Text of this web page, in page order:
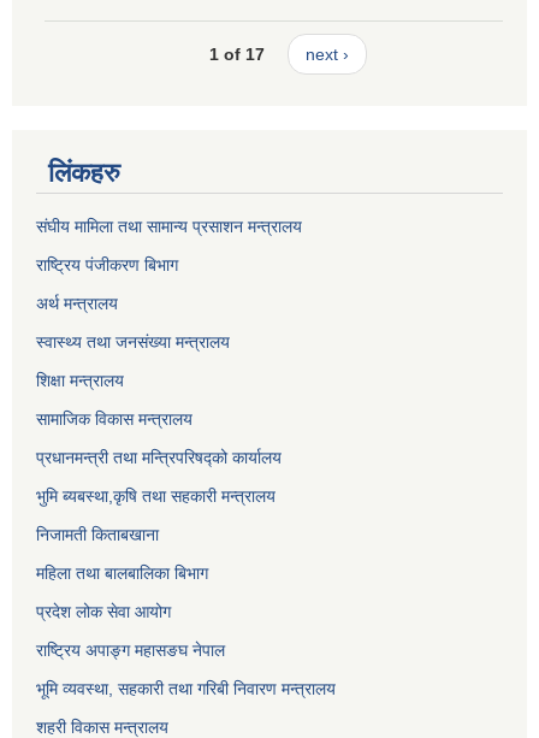
1 of 17 next ›
लिंकहरु
संघीय मामिला तथा सामान्य प्रसाशन मन्त्रालय
राष्ट्रिय पंजीकरण बिभाग
अर्थ मन्त्रालय
स्वास्थ्य तथा जनसंख्या मन्त्रालय
शिक्षा मन्त्रालय
सामाजिक विकास मन्त्रालय
प्रधानमन्त्री तथा मन्त्रिपरिषद्को कार्यालय
भुमि ब्यबस्था,कृषि तथा सहकारी मन्त्रालय
निजामती किताबखाना
महिला तथा बालबालिका बिभाग
प्रदेश लोक सेवा आयोग
राष्ट्रिय अपाङ्ग महासङघ नेपाल
भूमि व्यवस्था, सहकारी तथा गरिबी निवारण मन्त्रालय
शहरी विकास मन्त्रालय